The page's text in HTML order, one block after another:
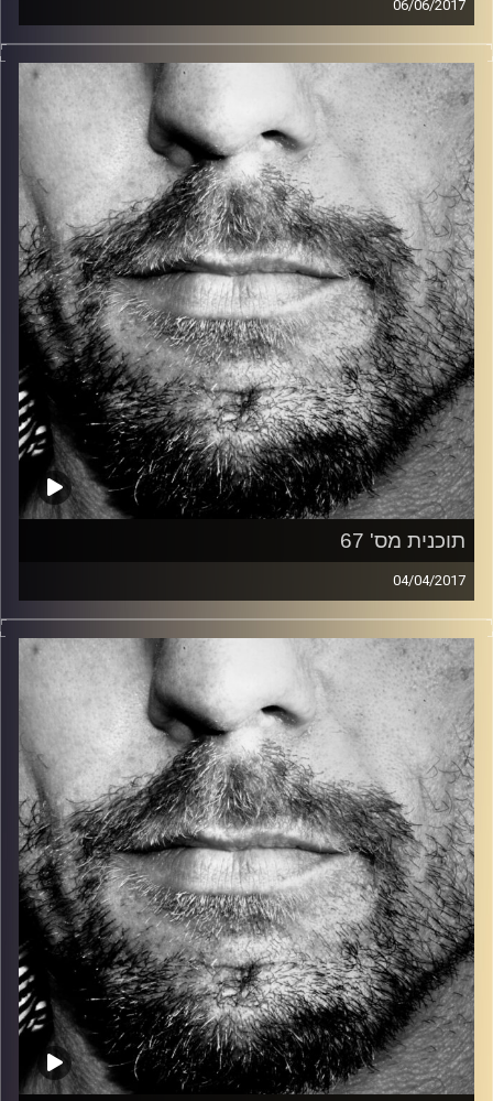
06/06/2017
זיפים, מוזיקה מחוספסת של הופעות חיות. הרבה ג'אם, רוק,
בלוז, bluegrass, ג'אז, Fאנק, פרוגרסיב ואפילו אלקטרוניקה.
כל מה שחי, אמיתי ונושם.
עם שמוליק רגב.
קרדיט תמונות: David Goehring
תוכנית מס' 67
04/04/2017
זיפים, מוזיקה מחוספסת של הופעות חיות. הרבה ג'אם, רוק,
בלוז, bluegrass, ג'אז, Fאנק, פרוגרסיב ואפילו אלקטרוניקה.
כל מה שחי, אמיתי ונושם.
עם שמוליק רגב.
קרדיט תמונות: David Goehring